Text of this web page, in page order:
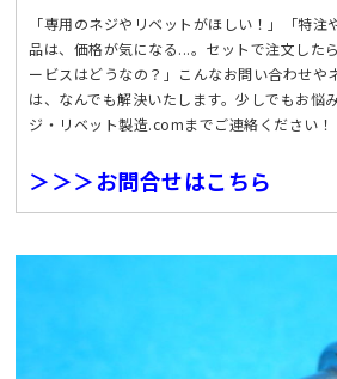
「専用のネジやリベットがほしい！」「特
品は、価格が気になる...。セットで注文した
ービスはどうなの？」こんなお問い合わせや
は、なんでも解決いたします。少しでもお悩
ジ・リベット製造.comまでご連絡ください！
＞＞＞お問合せはこちら